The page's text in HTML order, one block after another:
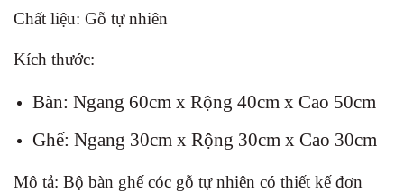
Chất liệu: Gỗ tự nhiên
Kích thước:
Bàn: Ngang 60cm x Rộng 40cm x Cao 50cm
Ghế: Ngang 30cm x Rộng 30cm x Cao 30cm
Mô tả: Bộ bàn ghế cóc gỗ tự nhiên có thiết kế đơn